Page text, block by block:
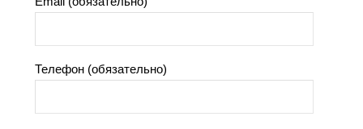
Телефон (обязательно)